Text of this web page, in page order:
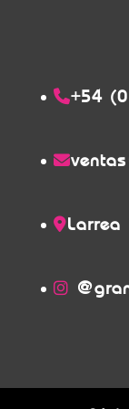
+54
Larrea